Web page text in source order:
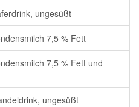
ungesüßt
7,5 % Fett
7,5 % Fett und
ungesüßt